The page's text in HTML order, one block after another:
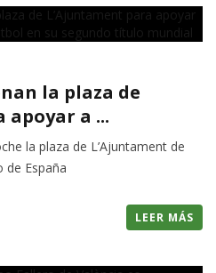
la plaza de
apoyar a ...
la plaza de L’Ajuntament de
de España
LEER MÁS